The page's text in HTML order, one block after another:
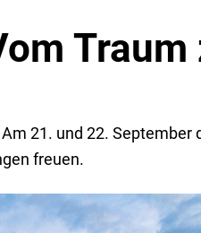
Traum
21. und 22. September
freuen.